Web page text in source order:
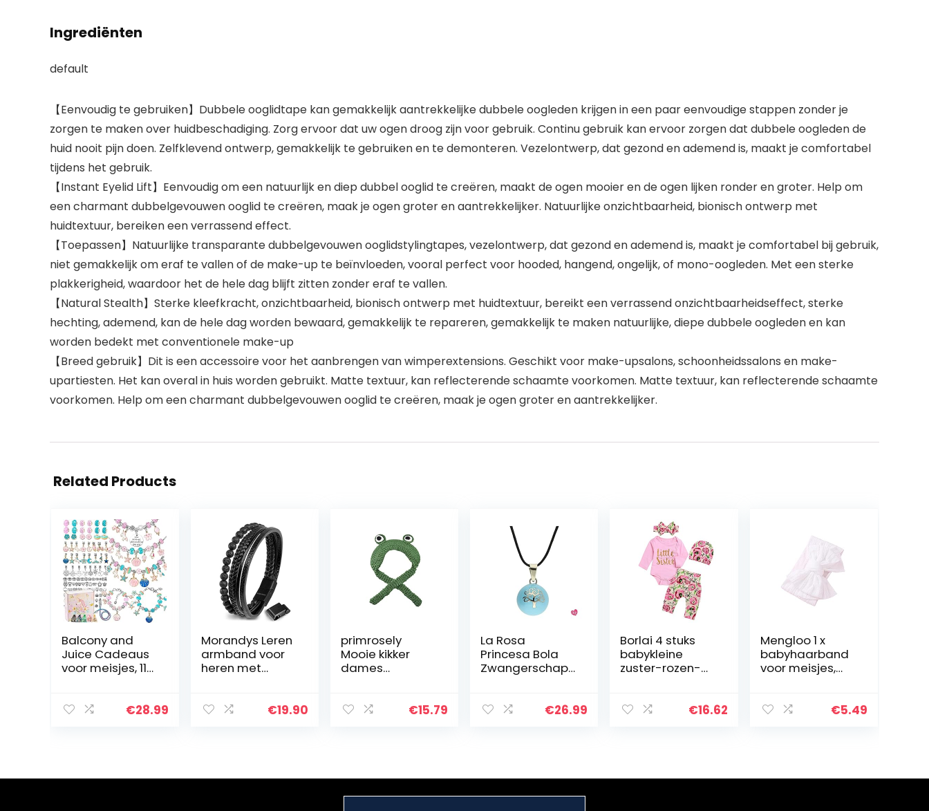
Ingrediënten
default
【Eenvoudig te gebruiken】Dubbele ooglidtape kan gemakkelijk aantrekkelijke dubbele oogleden krijgen in een paar eenvoudige stappen zonder je
zorgen te maken over huidbeschadiging. Zorg ervoor dat uw ogen droog zijn voor gebruik. Continu gebruik kan ervoor zorgen dat dubbele oogleden de
huid nooit pijn doen. Zelfklevend ontwerp, gemakkelijk te gebruiken en te demonteren. Vezelontwerp, dat gezond en ademend is, maakt je comfortabel
tijdens het gebruik.
【Instant Eyelid Lift】Eenvoudig om een ​​natuurlijk en diep dubbel ooglid te creëren, maakt de ogen mooier en de ogen lijken ronder en groter. Help om
een ​​charmant dubbelgevouwen ooglid te creëren, maak je ogen groter en aantrekkelijker. Natuurlijke onzichtbaarheid, bionisch ontwerp met
huidtextuur, bereiken een verrassend effect.
【Toepassen】Natuurlijke transparante dubbelgevouwen ooglidstylingtapes, vezelontwerp, dat gezond en ademend is, maakt je comfortabel bij gebruik,
niet gemakkelijk om eraf te vallen of de make-up te beïnvloeden, vooral perfect voor hooded, hangend, ongelijk, of mono-oogleden. Met een sterke
plakkerigheid, waardoor het de hele dag blijft zitten zonder eraf te vallen.
【Natural Stealth】Sterke kleefkracht, onzichtbaarheid, bionisch ontwerp met huidtextuur, bereikt een verrassend onzichtbaarheidseffect, sterke
hechting, ademend, kan de hele dag worden bewaard, gemakkelijk te repareren, gemakkelijk te maken natuurlijke, diepe dubbele oogleden en kan
worden bedekt met conventionele make-up
【Breed gebruik】Dit is een accessoire voor het aanbrengen van wimperextensions. Geschikt voor make-upsalons, schoonheidssalons en make-
upartiesten. Het kan overal in huis worden gebruikt. Matte textuur, kan reflecterende schaamte voorkomen. Matte textuur, kan reflecterende schaamte
voorkomen. Help om een ​​charmant dubbelgevouwen ooglid te creëren, maak je ogen groter en aantrekkelijker.
Related Products
Balcony and
Juice Cadeaus
voor meisjes, 112
n, doe-het-zelf-
€28.99
Morandys Leren
armband voor
heren met
diffuser
€19.90
primrosely
Mooie kikker
dames
pluche kikker€15.79
La Rosa
Princesa Bola
Zwangerschaps
€26.99
Borlai 4 stuks
babykleine
zuster-rozen-
broek +
€16.62
Mengloo 1 x
babyhaarband
voor meisjes,
elastisch,
€5.49